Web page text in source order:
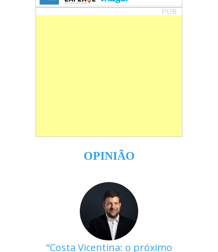
PUB
OPINIÃO
Costa Vicentina: o próximo